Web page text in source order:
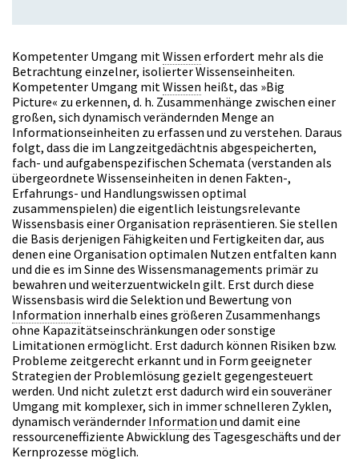
Kompetenter Umgang mit Wissen erfordert mehr als die
Betrachtung einzelner, isolierter Wissenseinheiten.
Kompetenter Umgang mit Wissen heißt, das »Big
Picture« zu erkennen, d. h. Zusammenhänge zwischen einer
großen, sich dynamisch verändernden Menge an
Informationseinheiten zu erfassen und zu verstehen. Daraus
folgt, dass die im Langzeitgedächtnis abgespeicherten,
fach- und aufgabenspezifischen Schemata (verstanden als
übergeordnete Wissenseinheiten in denen Fakten-,
Erfahrungs- und Handlungswissen optimal
zusammenspielen) die eigentlich leistungsrelevante
Wissensbasis einer Organisation repräsentieren. Sie stellen
die Basis derjenigen Fähigkeiten und Fertigkeiten dar, aus
denen eine Organisation optimalen Nutzen entfalten kann
und die es im Sinne des Wissensmanagements primär zu
bewahren und weiterzuentwickeln gilt. Erst durch diese
Wissensbasis wird die Selektion und Bewertung von
Information innerhalb eines größeren Zusammenhangs
ohne Kapazitätseinschränkungen oder sonstige
Limitationen ermöglicht. Erst dadurch können Risiken bzw.
Probleme zeitgerecht erkannt und in Form geeigneter
Strategien der Problemlösung gezielt gegengesteuert
werden. Und nicht zuletzt erst dadurch wird ein souveräner
Umgang mit komplexer, sich in immer schnelleren Zyklen,
dynamisch verändernder Information und damit eine
ressourceneffiziente Abwicklung des Tagesgeschäfts und der
Kernprozesse möglich.